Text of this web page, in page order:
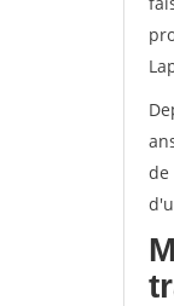
de